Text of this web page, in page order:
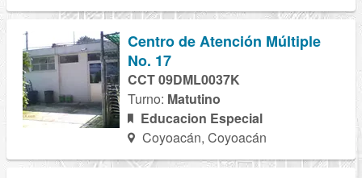
Centro de Atención Múltiple
No. 17
CCT 09DML0037K
Turno: Matutino
Educacion Especial
Coyoacán, Coyoacán